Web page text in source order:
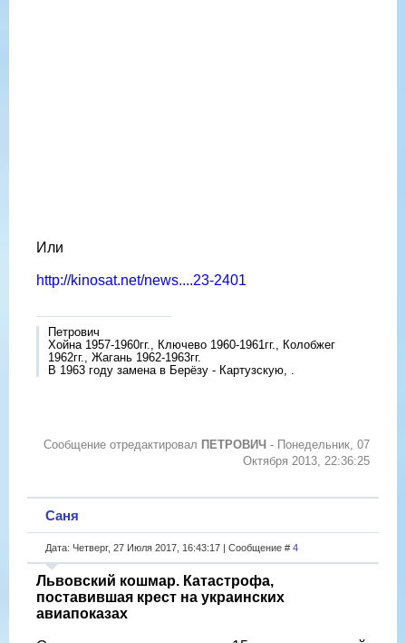
Или
http://kinosat.net/news....23-2401
Петрович
Хойна 1957-1960гг., Ключево 1960-1961гг., Колобжег
1962гг., Жагань 1962-1963гг.
В 1963 году замена в Берёзу - Картузскую, .
Сообщение отредактировал ПЕТРОВИЧ - Понедельник, 07
Октября 2013, 22:36:25
Саня
Дата: Четверг, 27 Июля 2017, 16:43:17 | Сообщение # 4
Львовский кошмар. Катастрофа,
поставившая крест на украинских
авиапоказах